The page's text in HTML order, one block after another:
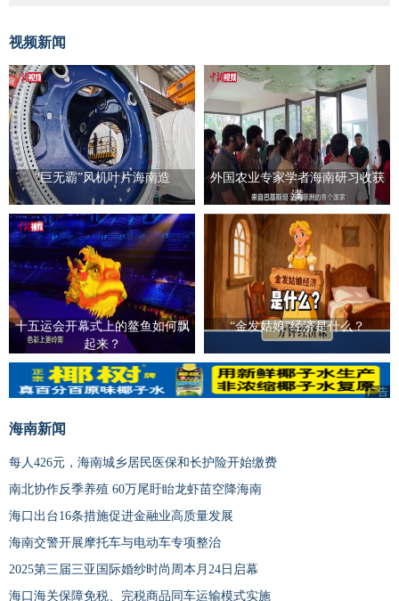
视频新闻
“巨无霸”风机叶片海南造
外国农业专家学者海南研习收获
满
十五运会开幕式上的鳌鱼如何飘
起来？
“金发姑娘”经济是什么？
广告
海南新闻
每人426元，海南城乡居民医保和长护险开始缴费
南北协作反季养殖 60万尾盱眙龙虾苗空降海南
海口出台16条措施促进金融业高质量发展
海南交警开展摩托车与电动车专项整治
2025第三届三亚国际婚纱时尚周本月24日启幕
海口海关保障免税、完税商品同车运输模式实施